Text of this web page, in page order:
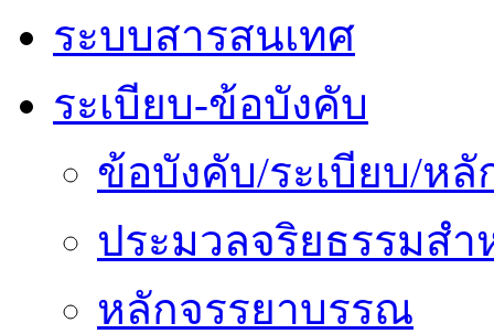
ระบบสารสนเทศ
ระเบียบ-ข้อบังคับ
ข้อบังคับ/ระเบียบ/ห
ประมวลจริยธรรมส
หลักจรรยาบรรณ